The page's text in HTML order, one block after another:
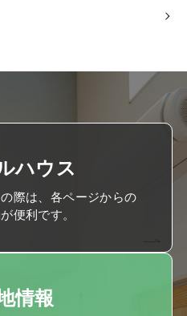
ハウス
際は、各ページからの
便利です。
情報